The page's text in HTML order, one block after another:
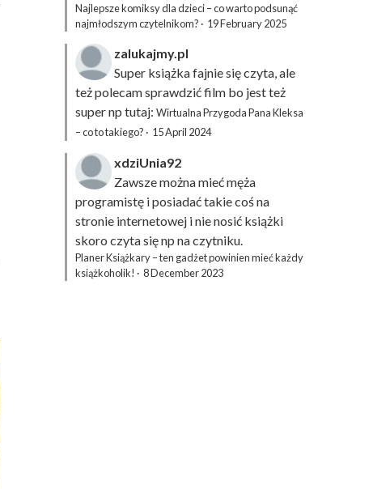
Najlepsze komiksy dla dzieci – co warto podsunąć
najmłodszym czytelnikom? · 19 February 2025
zalukajmy.pl
Super książka fajnie się czyta, ale
też polecam sprawdzić film bo jest też
super np tutaj: Wirtualna Przygoda Pana Kleksa
– co to takiego? · 15 April 2024
xdziUnia92
Zawsze można mieć męża
programistę i posiadać takie coś na
stronie internetowej i nie nosić książki
skoro czyta się np na czytniku.
Planer Książkary – ten gadżet powinien mieć każdy
książkoholik! · 8 December 2023